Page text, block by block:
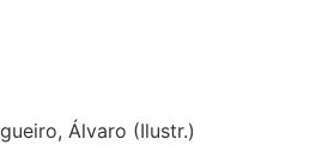
Álvaro (Ilustr.)